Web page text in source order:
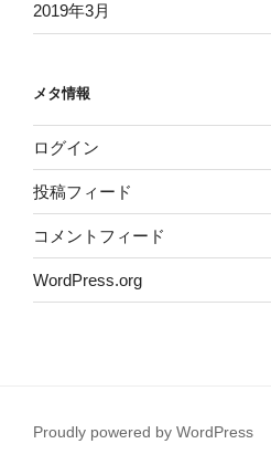
2019年3月
メタ情報
ログイン
投稿フィード
コメントフィード
WordPress.org
Proudly powered by WordPress